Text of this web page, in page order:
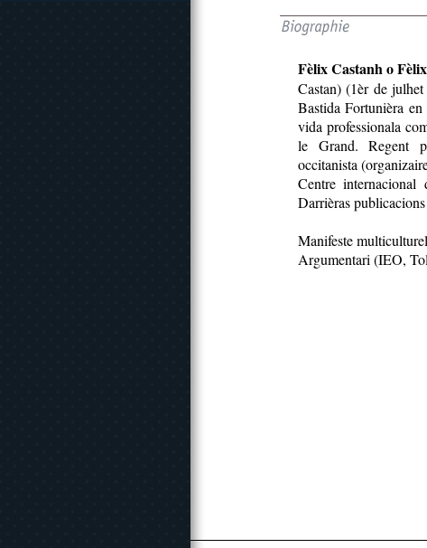
Fèlix Castanh o
Castan) (1èr de
Bastida Fortunièra
vida professionala
le Grand. Regent
occitanista
Centre
Darrièras
Manifeste
Argumentari (IEO,